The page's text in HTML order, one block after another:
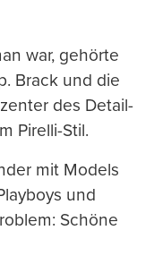
war, gehörte
Brack und die
des Detail-
Pirelli-Stil.
mit Models
und
Schöne